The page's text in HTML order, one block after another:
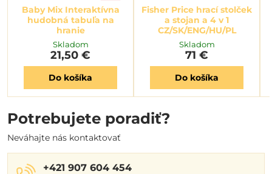
Baby Mix Interaktívna
hudobná tabuľa na
hranie
Skladom
21,50 €
Do košíka
Fisher Price hrací stolček
a stojan a 4 v 1
CZ/SK/ENG/HU/PL
Skladom
71 €
Do košíka
Potrebujete poradiť?
Neváhajte nás kontaktovať
+421 907 604 454